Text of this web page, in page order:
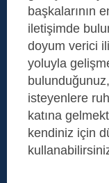
başkalarının
iletişimde
doyum verici
yoluyla
isteyenlere
katına
kendiniz için